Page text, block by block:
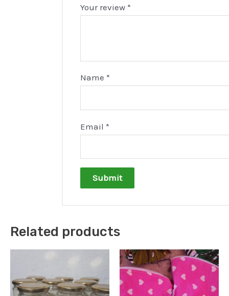
Your review *
Name *
Email *
Related products